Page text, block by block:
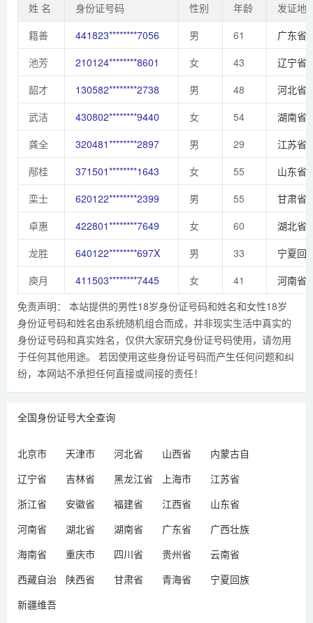
姓 名 身份证号码 性别 年龄
发证地
籍善
441823********7056 男 61 广东省
池芳
210124********8601 女 43 辽宁省
韶才
130582********2738 男 48 河北省
武洁
430802********9440 女 54 湖南省
龚全
320481********2897 男 29 江苏省
邴桂
371501********1643 女 55 山东省
栾士
620122********2399 男 55 甘肃省
卓惠
422801********7649 女 60 湖北省
龙胜
640122********697X 男 33
宁夏回
庾月
411503********7445 女 41 河南省
免责声明： 本站提供的男性18岁身份证号码和姓名和女性18岁
身份证号码和姓名由系统随机组合而成，并非现实生活中真实的
身份证号码和真实姓名，仅供大家研究身份证号码使用，请勿用
于任何其他用途。 若因使用这些身份证号码而产生任何问题和纠
纷，本网站不承担任何直接或间接的责任！
全国身份证号大全查询
北京市 天津市 河北省 山西省
内蒙古自
治区
辽宁省 吉林省 黑龙江省 上海市
江苏省
浙江省
安徽省 福建省 江西省
山东省
河南省
湖北省 湖南省 广东省
广西壮族
自治区
海南省 重庆市 四川省 贵州省
云南省
西藏自治
区
陕西省 甘肃省 青海省
宁夏回族
新疆维吾